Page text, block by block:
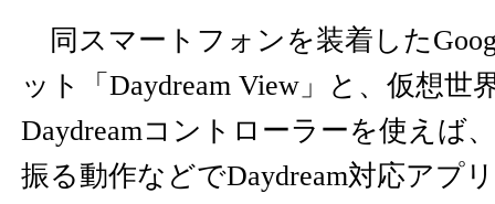
同スマートフォンを装着した
ット「Daydream View」と、仮想世
Daydreamコントローラーを使えば
振る動作などでDaydream対応アプ